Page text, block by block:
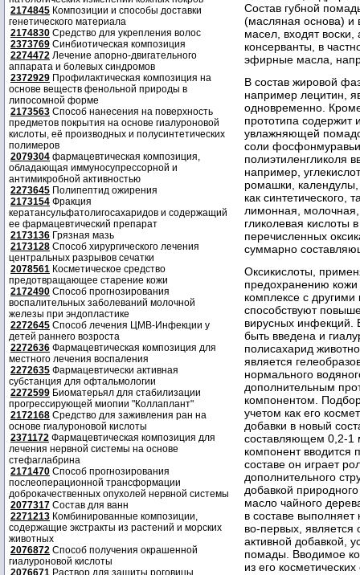
2174845 Композиции и способы доставки
генетического материала
2174830 Средство для укрепления волос
2373769 Синбиотическая композиция
2274472 Лечение апорно-двигательного
аппарата и болевых синдромов
2372929 Профилактическая композиция на
основе веществ фенольной природы в
липосомной форме
2173563 Способ нанесения на поверхность
предметов покрытия на основе гиалуроновой
кислоты, её производных и полусинтетических
полимеров
2079304 фармацевтическая композиция,
обладающая иммуносупрессорной и
антимикробной активностью
2273645 Полипептид ожирения
2173154 Фракция
кератансульфатолигосахаридов и содержащий
ее фармацевтический препарат
2173136 Грязная мазь
2173128 Способ хирургического лечения
центральных разрывов сечатки
2078561 Косметическое средство
предотвращающее старение кожи
2172490 Способ прогнозирования
воспалительных заболеваний молочной
железы при эндопластике
2272645 Способ лечения ЦМВ-Инфекции у
детей раннего возроста
2272636 Фармацевтическая композиция для
местного лечения воспаления
2272635 Фармацевтически активная
субстанция для офтальмологии
2272599 Биоматерьял для стабилизации
прогрессирующей миопии "Коллаплант"
2172168 Средство для заживления ран на
основе гиалуроновой кислоты
2371172 Фармацевтическая композиция для
лечения нервной системы на основе
стефаглабрина
2171470 Способ прогнозирования
послеоперационной трансформации
доброкачественных опухолей нервной системы
2077317 Состав для ванн
2271213 Комбинированные композиции,
содержащие экстракты из растений и морских
животных
2076872 Способ получения окрашенной
гиалуроновой кислоты
2076671 Раствор для защиты роговицы
Состав губной
(масляная основа) и
масел, входят
консерванты, в
эфирные масла,
В состав жировой
например лецитин,
одновременно.
прототипа содержит
увлажняющей
соли
полиэтиленгликоля
например,
ромашки, календулы,
как синтетического,
лимонная,
гликолевая кислоты
перечисленных
суммарно
Оксикислоты,
предохранению кожи
комплексе с
способствуют
вирусных инфекций.
быть введена и
полисахарид
является
нормального
дополнительным
компонентом.
учетом как его
добавки в новый
составляющем 0,2-1
компонент вводится
составе он играет
дополнительного
добавкой
масло чайного
в составе
во-первых, является
активной добавкой,
помады. Вводимое
из его